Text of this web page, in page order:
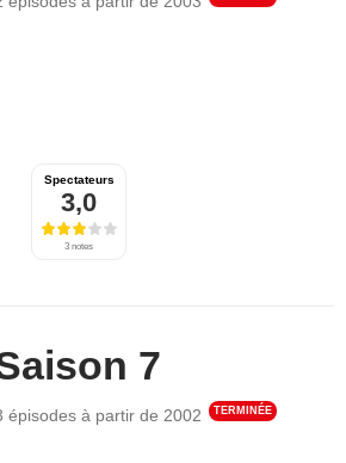
Spectateurs
3,0
3 notes
7
épisodes à partir de 2002 TERMINÉE